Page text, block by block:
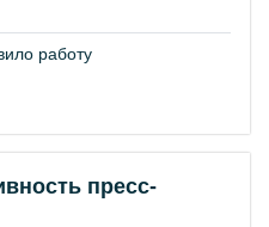
работу
пресс-